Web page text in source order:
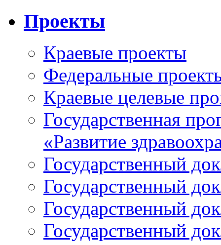
Проекты
Краевые проекты
Федеральные
Краевые целевые
Государственная
«Развитие
Государственный
Государственный
Государственный
Государственный